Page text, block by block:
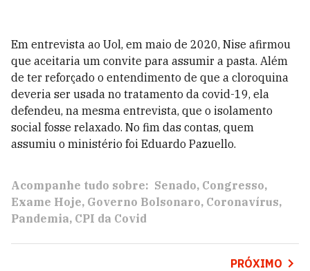
Em entrevista ao Uol, em maio de 2020, Nise afirmou
que aceitaria um convite para assumir a pasta. Além
de ter reforçado o entendimento de que a cloroquina
deveria ser usada no tratamento da covid-19, ela
defendeu, na mesma entrevista, que o isolamento
social fosse relaxado. No fim das contas, quem
assumiu o ministério foi Eduardo Pazuello.
Acompanhe tudo sobre: Senado Congresso
Exame Hoje Governo Bolsonaro Coronavírus
Pandemia CPI da Covid
PRÓXIMO